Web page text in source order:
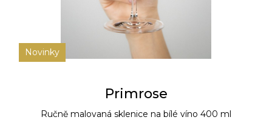
Novinky
Primrose
Ručně malovaná sklenice na bílé víno 400 ml